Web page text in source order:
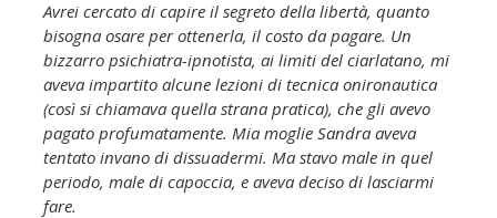
Avrei cercato di capire il segreto della libertà, quanto
bisogna osare per ottenerla, il costo da pagare. Un
bizzarro psichiatra-ipnotista, ai limiti del ciarlatano, mi
aveva impartito alcune lezioni di tecnica onironautica
(così si chiamava quella strana pratica), che gli avevo
pagato profumatamente. Mia moglie Sandra aveva
tentato invano di dissuadermi. Ma stavo male in quel
periodo, male di capoccia, e aveva deciso di lasciarmi
fare.